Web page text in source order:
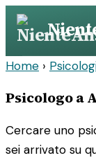
Vai
contenuto
Home ›
Psicologo a
Cercare uno
sei arrivato su